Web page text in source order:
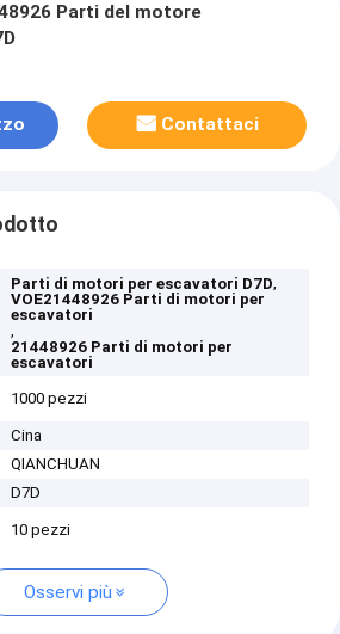
Parti del motore
Contattaci
Parti di motori per escavatori D7D,
VOE21448926 Parti di motori per
escavatori
,
21448926 Parti di motori per
escavatori
1000 pezzi
Cina
QIANCHUAN
D7D
10 pezzi
Osservi più